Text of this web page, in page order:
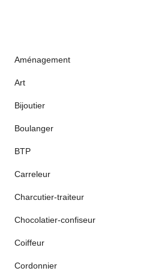
Aménagement
Art
Bijoutier
Boulanger
BTP
Carreleur
Charcutier-traiteur
Chocolatier-confiseur
Coiffeur
Cordonnier